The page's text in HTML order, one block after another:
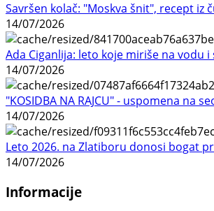
Savršen kolač: "Moskva šnit", recept iz
14/07/2026
Ada Ciganlija: leto koje miriše na vodu
14/07/2026
"KOSIDBA NA RAJCU" - uspomena na
14/07/2026
Leto 2026. na Zlatiboru donosi bogat
14/07/2026
Informacije